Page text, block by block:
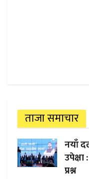
ताजा समाचार
नयाँ
प्रश्न